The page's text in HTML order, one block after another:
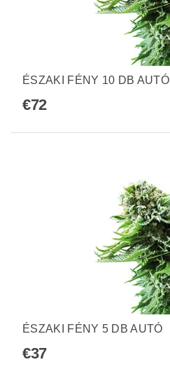
ÉSZAKI FÉNY 10 DB AUTÓ
€72
ÉSZAKI FÉNY 5 DB AUTÓ
€37